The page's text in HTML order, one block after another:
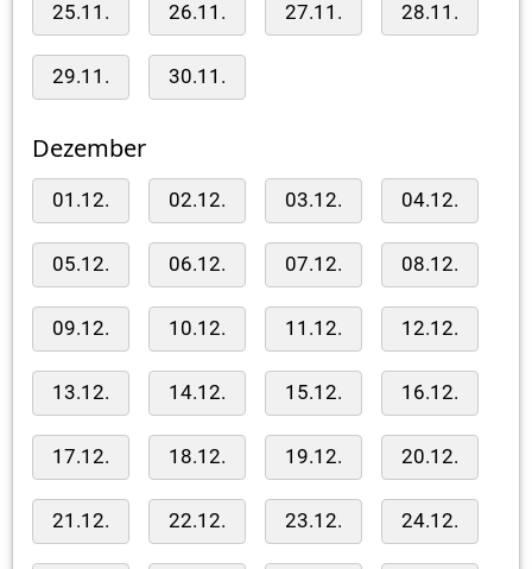
25.11. 26.11. 27.11. 28.11.
29.11. 30.11.
Dezember
01.12. 02.12. 03.12. 04.12.
05.12. 06.12. 07.12. 08.12.
09.12. 10.12. 11.12. 12.12.
13.12. 14.12. 15.12. 16.12.
17.12. 18.12. 19.12. 20.12.
21.12. 22.12. 23.12. 24.12.